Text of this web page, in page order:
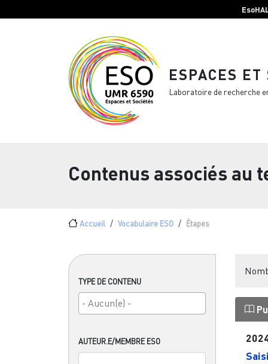
ESPACES ET
Laboratoire de recherche
Contenus associés au
Fil d'Ariane
Accueil Vocabulaire ESO Étapes
TYPE DE CONTENU
AUTEUR.E/MEMBRE ESO